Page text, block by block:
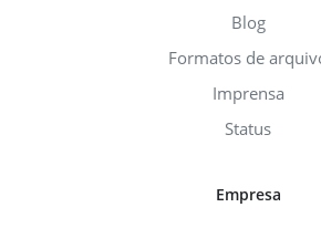
Blog
Formatos de
Imprensa
Status
Empresa